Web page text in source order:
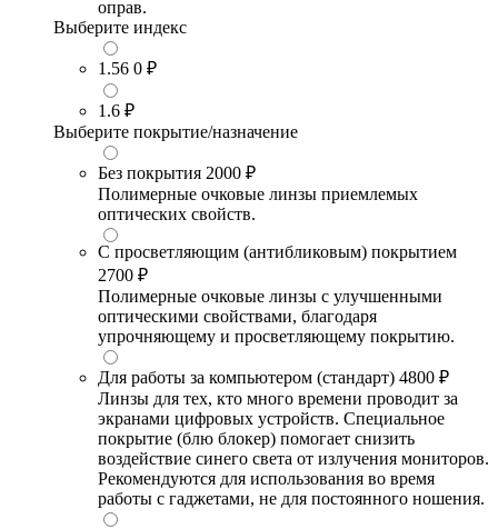
оправ.
Выберите индекс
1.56 0 ₽
1.6 ₽
Выберите покрытие/назначение
Без покрытия 2000 ₽
Полимерные очковые линзы приемлемых
оптических свойств.
С просветляющим (антибликовым) покрытием
2700 ₽
Полимерные очковые линзы с улучшенными
оптическими свойствами, благодаря
упрочняющему и просветляющему покрытию.
Для работы за компьютером (стандарт) 4800 ₽
Линзы для тех, кто много времени проводит за
экранами цифровых устройств. Специальное
покрытие (блю блокер) помогает снизить
воздействие синего света от излучения мониторов.
Рекомендуются для использования во время
работы с гаджетами, не для постоянного ношения.